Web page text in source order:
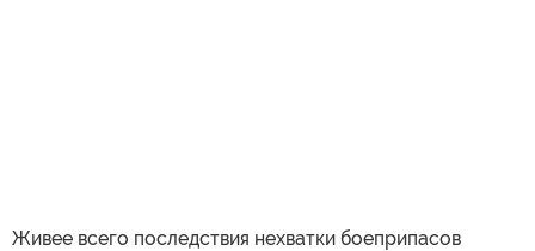
Живее всего последствия нехватки боеприпасов